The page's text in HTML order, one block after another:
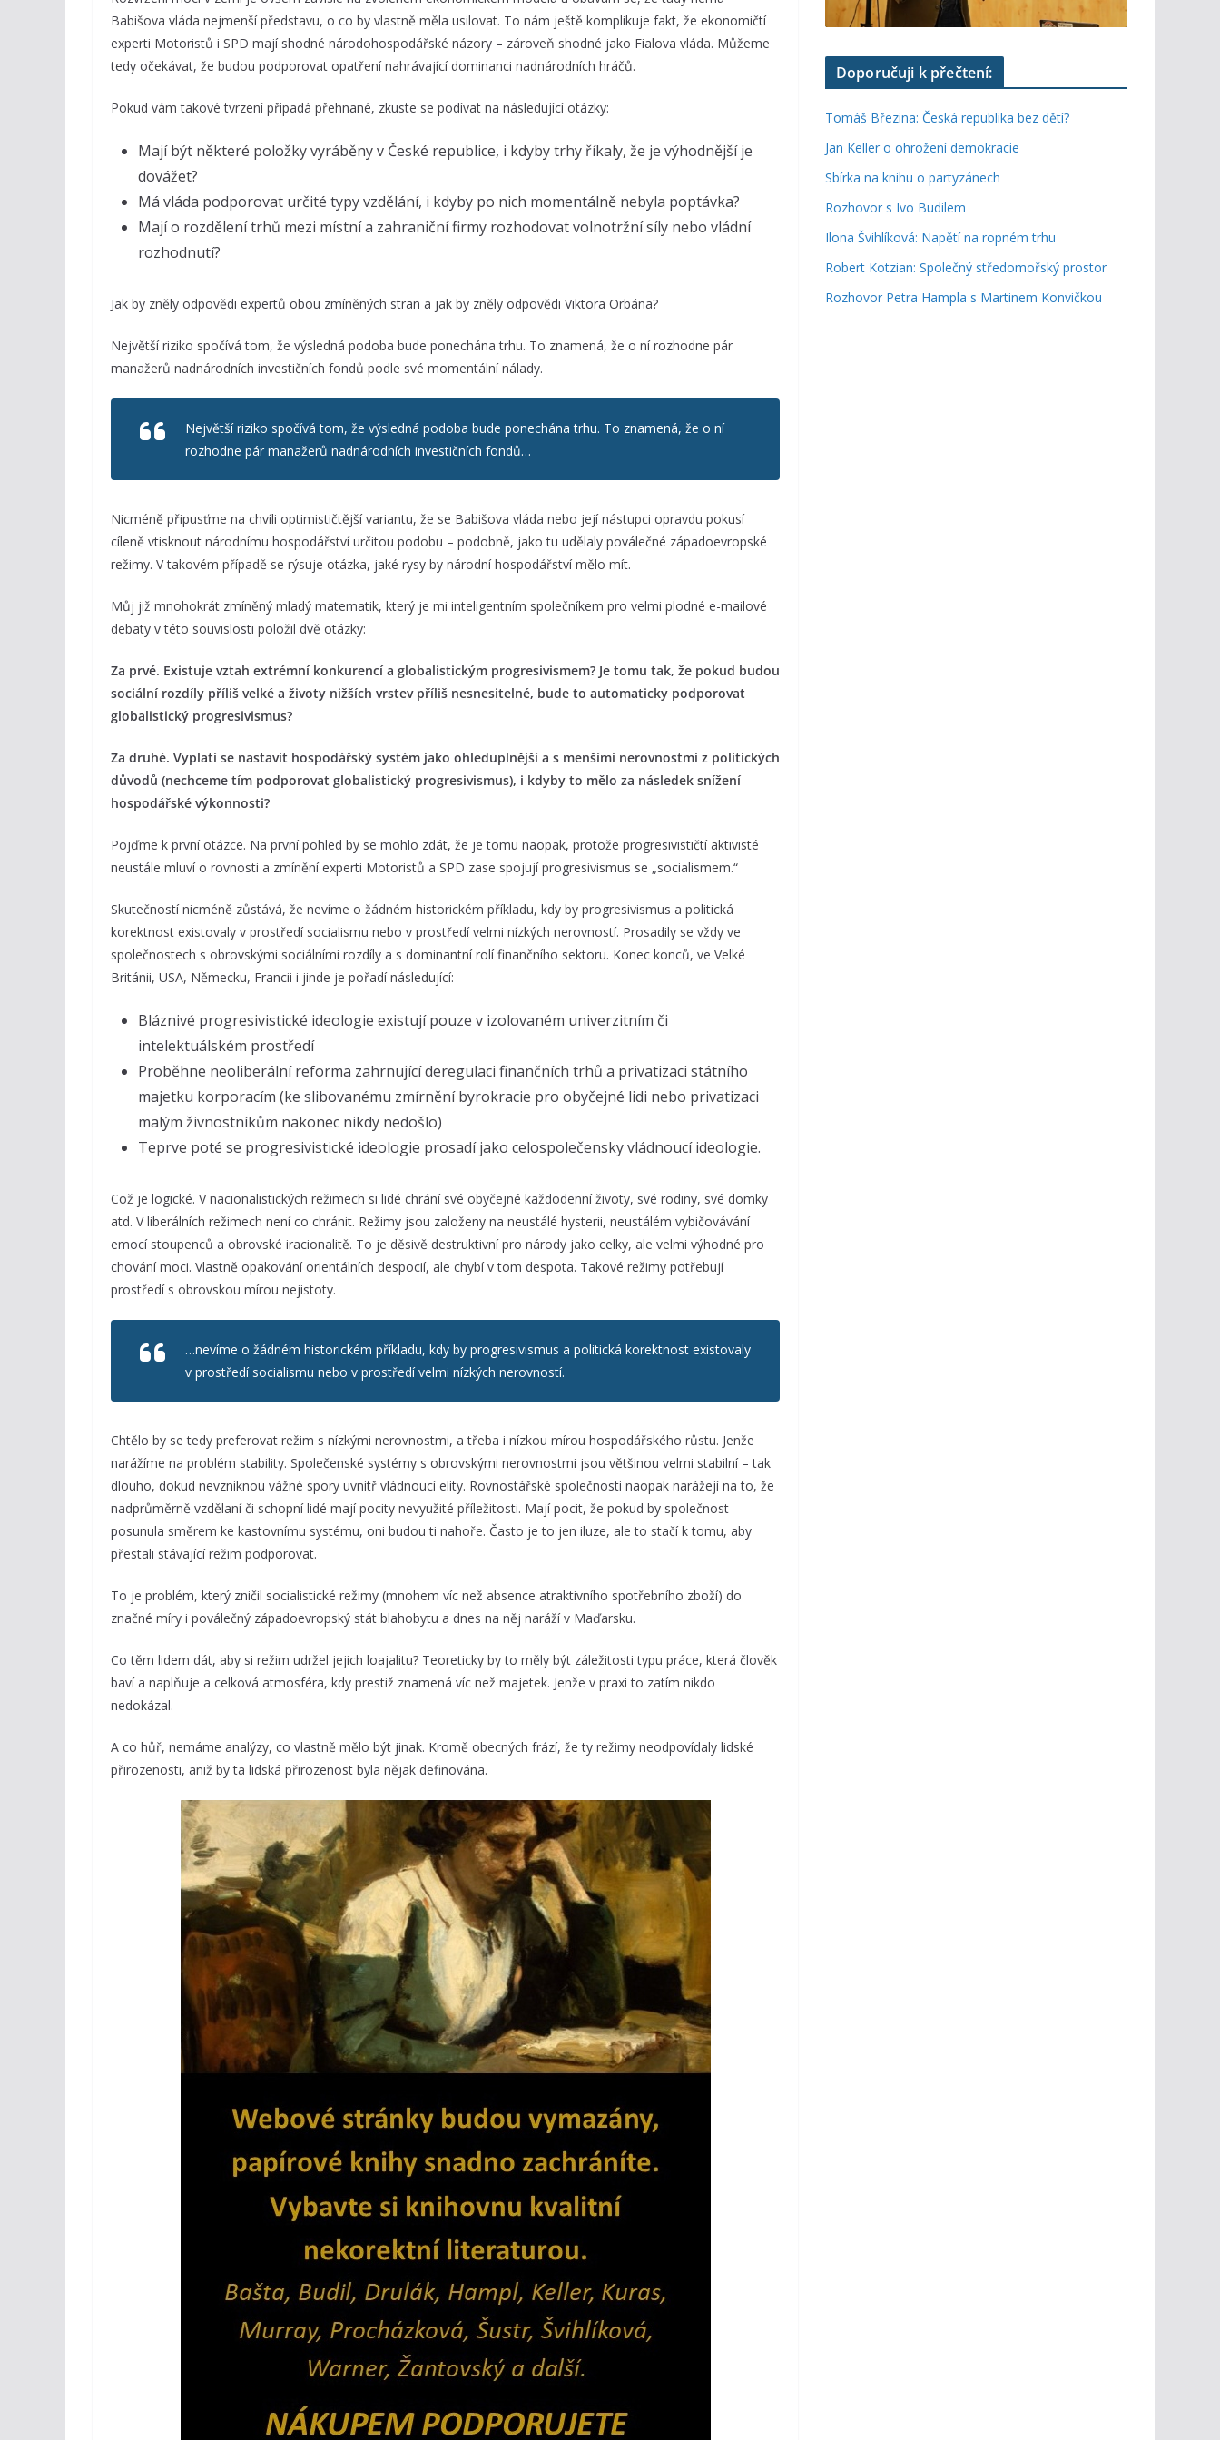
Babišova vláda nejmenší představu, o co by vlastně měla usilovat. To nám ještě komplikuje fakt, že ekonomičtí
experti Motoristů i SPD mají shodné národohospodářské názory – zároveň shodné jako Fialova vláda. Můžeme
tedy očekávat, že budou podporovat opatření nahrávající dominanci nadnárodních hráčů.
Pokud vám takové tvrzení připadá přehnané, zkuste se podívat na následující otázky:
Mají být některé položky vyráběny v České republice, i kdyby trhy říkaly, že je výhodnější je
dovážet?
Má vláda podporovat určité typy vzdělání, i kdyby po nich momentálně nebyla poptávka?
Mají o rozdělení trhů mezi místní a zahraniční firmy rozhodovat volnotržní síly nebo vládní
rozhodnutí?
Jak by zněly odpovědi expertů obou zmíněných stran a jak by zněly odpovědi Viktora Orbána?
Největší riziko spočívá tom, že výsledná podoba bude ponechána trhu. To znamená, že o ní rozhodne pár
manažerů nadnárodních investičních fondů podle své momentální nálady.
Největší riziko spočívá tom, že výsledná podoba bude ponechána trhu. To znamená, že o ní
rozhodne pár manažerů nadnárodních investičních fondů…
Nicméně připusťme na chvíli optimističtější variantu, že se Babišova vláda nebo její nástupci opravdu pokusí
cíleně vtisknout národnímu hospodářství určitou podobu – podobně, jako tu udělaly poválečné západoevropské
režimy. V takovém případě se rýsuje otázka, jaké rysy by národní hospodářství mělo mít.
Můj již mnohokrát zmíněný mladý matematik, který je mi inteligentním společníkem pro velmi plodné e-mailové
debaty v této souvislosti položil dvě otázky:
Za prvé. Existuje vztah extrémní konkurencí a globalistickým progresivismem? Je tomu tak, že pokud budou
sociální rozdíly příliš velké a životy nižších vrstev příliš nesnesitelné, bude to automaticky podporovat
globalistický progresivismus?
Za druhé. Vyplatí se nastavit hospodářský systém jako ohleduplnější a s menšími nerovnostmi z politických
důvodů (nechceme tím podporovat globalistický progresivismus), i kdyby to mělo za následek snížení
hospodářské výkonnosti?
Pojďme k první otázce. Na první pohled by se mohlo zdát, že je tomu naopak, protože progresivističtí aktivisté
neustále mluví o rovnosti a zmínění experti Motoristů a SPD zase spojují progresivismus se „socialismem.“
Skutečností nicméně zůstává, že nevíme o žádném historickém příkladu, kdy by progresivismus a politická
korektnost existovaly v prostředí socialismu nebo v prostředí velmi nízkých nerovností. Prosadily se vždy ve
společnostech s obrovskými sociálními rozdíly a s dominantní rolí finančního sektoru. Konec konců, ve Velké
Británii, USA, Německu, Francii i jinde je pořadí následující:
Bláznivé progresivistické ideologie existují pouze v izolovaném univerzitním či
intelektuálském prostředí
Proběhne neoliberální reforma zahrnující deregulaci finančních trhů a privatizaci státního
majetku korporacím (ke slibovanému zmírnění byrokracie pro obyčejné lidi nebo privatizaci
malým živnostníkům nakonec nikdy nedošlo)
Teprve poté se progresivistické ideologie prosadí jako celospolečensky vládnoucí ideologie.
Což je logické. V nacionalistických režimech si lidé chrání své obyčejné každodenní životy, své rodiny, své domky
atd. V liberálních režimech není co chránit. Režimy jsou založeny na neustálé hysterii, neustálém vybičovávání
emocí stoupenců a obrovské iracionalitě. To je děsivě destruktivní pro národy jako celky, ale velmi výhodné pro
chování moci. Vlastně opakování orientálních despocií, ale chybí v tom despota. Takové režimy potřebují
prostředí s obrovskou mírou nejistoty.
…nevíme o žádném historickém příkladu, kdy by progresivismus a politická korektnost existovaly
v prostředí socialismu nebo v prostředí velmi nízkých nerovností.
Chtělo by se tedy preferovat režim s nízkými nerovnostmi, a třeba i nízkou mírou hospodářského růstu. Jenže
narážíme na problém stability. Společenské systémy s obrovskými nerovnostmi jsou většinou velmi stabilní – tak
dlouho, dokud nevzniknou vážné spory uvnitř vládnoucí elity. Rovnostářské společnosti naopak narážejí na to, že
nadprůměrně vzdělaní či schopní lidé mají pocity nevyužité příležitosti. Mají pocit, že pokud by společnost
posunula směrem ke kastovnímu systému, oni budou ti nahoře. Často je to jen iluze, ale to stačí k tomu, aby
přestali stávající režim podporovat.
To je problém, který zničil socialistické režimy (mnohem víc než absence atraktivního spotřebního zboží) do
značné míry i poválečný západoevropský stát blahobytu a dnes na něj naráží v Maďarsku.
Co těm lidem dát, aby si režim udržel jejich loajalitu? Teoreticky by to měly být záležitosti typu práce, která člověk
baví a naplňuje a celková atmosféra, kdy prestiž znamená víc než majetek. Jenže v praxi to zatím nikdo
nedokázal.
A co hůř, nemáme analýzy, co vlastně mělo být jinak. Kromě obecných frází, že ty režimy neodpovídaly lidské
přirozenosti, aniž by ta lidská přirozenost byla nějak definována.
Doporučuji k přečtení:
Tomáš Březina: Česká republika bez dětí?
Jan Keller o ohrožení demokracie
Sbírka na knihu o partyzánech
Rozhovor s Ivo Budilem
Ilona Švihlíková: Napětí na ropném trhu
Robert Kotzian: Společný středomořský prostor
Rozhovor Petra Hampla s Martinem Konvičkou